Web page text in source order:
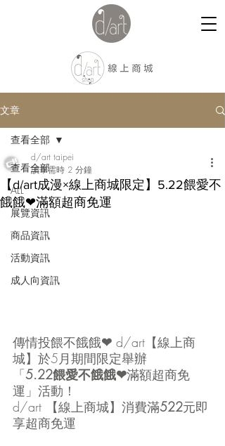
文章
查看全部
ALL
展覽資訊
商品資訊
活動資訊
成人向資訊
查看全部
【d/art成漫×線上商城限定】5.22餵愛不
餓餓❤滿額超商免運
d/art taipei
讀畢需時 2 分鐘
傳情投餵不餓餓❤ d/art【線上商
城】於5月期間限定舉辦
「5.22餵愛不餓餓❤滿額超商免
運」活動！
d/art 【線上商城】消費滿522元即
享超商免運